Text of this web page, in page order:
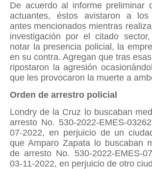
De acuerdo al informe preliminar
actuantes, éstos avistaron a
antes mencionados mientras
investigación por el citado
notar la presencia policial, la
en su contra. Agregan que tras
ripostaron la agresión
que les provocaron la muerte a
Orden de arrestro policial
Londry de la Cruz lo buscaban
arresto No. 530-2022-EMES-
07-2022, en perjuicio de un
que Amparo Zapata lo buscaban
de arresto No. 530-2022-EMES-
03-11-2022, en perjuicio de otro